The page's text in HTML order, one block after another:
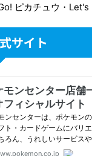
ピカチュウ・Let's
サイト